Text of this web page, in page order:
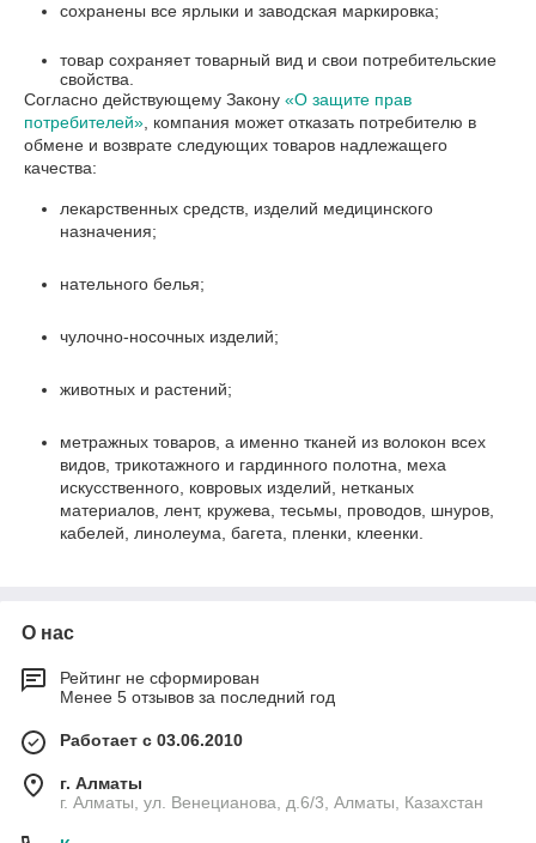
сохранены все ярлыки и заводская маркировка;
товар сохраняет товарный вид и свои потребительские
свойства.
Согласно действующему Закону «О защите прав
потребителей» , компания может отказать потребителю в
обмене и возврате следующих товаров надлежащего
качества:
лекарственных средств, изделий медицинского
назначения;
нательного белья;
чулочно-носочных изделий;
животных и растений;
метражных товаров, а именно тканей из волокон всех
видов, трикотажного и гардинного полотна, меха
искусственного, ковровых изделий, нетканых
материалов, лент, кружева, тесьмы, проводов, шнуров,
кабелей, линолеума, багета, пленки, клеенки.
О нас
Рейтинг не сформирован
Менее 5 отзывов за последний год
Работает с 03.06.2010
г. Алматы
г. Алматы, ул. Венецианова, д.6/3, Алматы, Казахстан